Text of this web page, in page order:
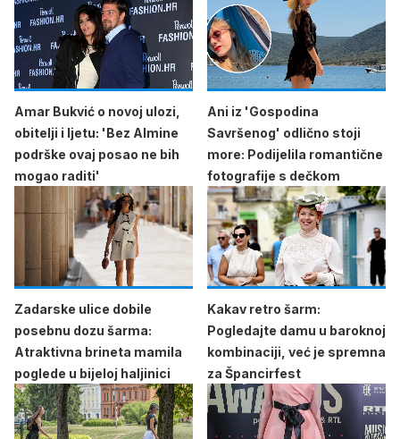
Amar Bukvić o novoj ulozi,
obitelji i ljetu: 'Bez Almine
podrške ovaj posao ne bih
mogao raditi'
Ani iz 'Gospodina
Savršenog' odlično stoji
more: Podijelila romantične
fotografije s dečkom
Zadarske ulice dobile
posebnu dozu šarma:
Atraktivna brineta mamila
poglede u bijeloj haljinici
Kakav retro šarm:
Pogledajte damu u baroknoj
kombinaciji, već je spremna
za Špancirfest